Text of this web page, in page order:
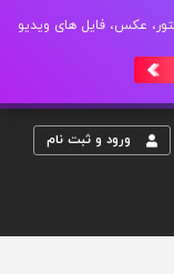
طرح لایه باز، وکتور، عکس، فایل های ویدیو
ورود و ثبت نام